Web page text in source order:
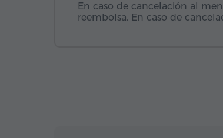
En caso de cancelación al
reembolsa. En caso de